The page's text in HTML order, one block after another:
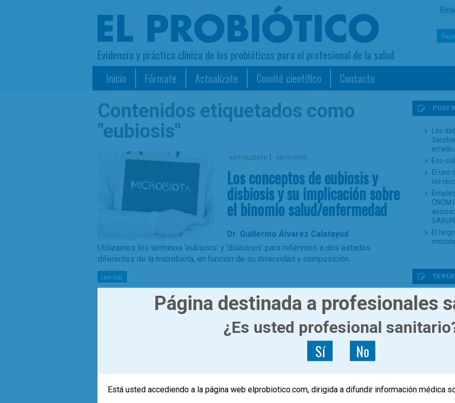
Evidencia y práctica clínica de los probióticos para el profesional de la salud
Inicio Fórmate Actualízate Comité científico Contacto
Contenidos etiquetados como
"eubiosis"
ACTUALÍZATE | ARTÍCULOS
Los conceptos de eubiosis y
disbiosis y su implicación sobre
el binomio salud/enfermedad
Dr. Guillermo Álvarez Calatayud
Utilizamos los términos ‘eubiosis’ y ‘disbiosis’ para referirnos a dos estados
diferentes de la microbiota, en función de su diversidad y composición.
Leer más
obesidad,probioticos 1
POST
Los
Eco-
El uso
los
CNCM
El
TE
El top
de
Página destinada a profesionales
¿Es usted profesional
Sí No
Está usted accediendo a la página web elprobiotico.com, dirigida a difundir información médica